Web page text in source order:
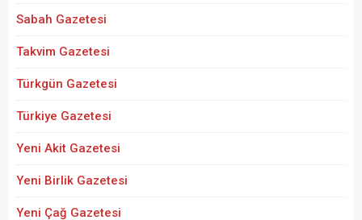
Sabah Gazetesi
Takvim Gazetesi
Türkgün Gazetesi
Türkiye Gazetesi
Yeni Akit Gazetesi
Yeni Birlik Gazetesi
Yeni Çağ Gazetesi